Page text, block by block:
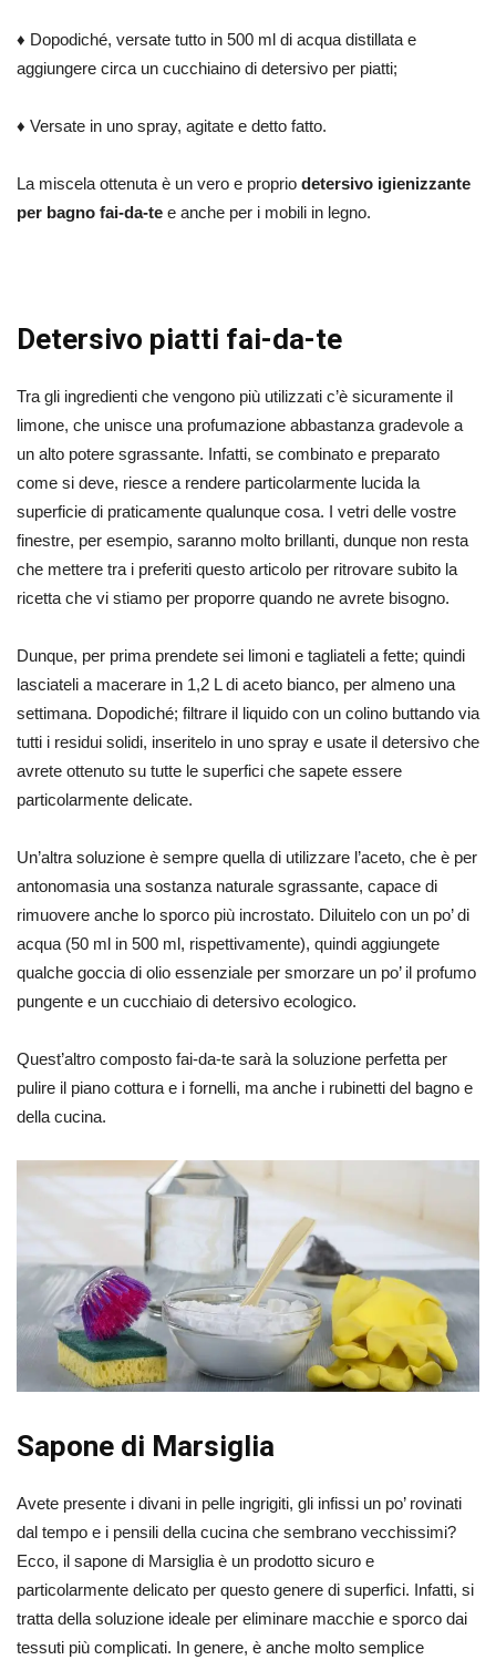
♦ Dopodiché, versate tutto in 500 ml di acqua distillata e
aggiungere circa un cucchiaino di detersivo per piatti;
♦ Versate in uno spray, agitate e detto fatto.
La miscela ottenuta è un vero e proprio detersivo igienizzante
per bagno fai-da-te e anche per i mobili in legno.
Detersivo piatti fai-da-te
Tra gli ingredienti che vengono più utilizzati c’è sicuramente il
limone, che unisce una profumazione abbastanza gradevole a
un alto potere sgrassante. Infatti, se combinato e preparato
come si deve, riesce a rendere particolarmente lucida la
superficie di praticamente qualunque cosa. I vetri delle vostre
finestre, per esempio, saranno molto brillanti, dunque non resta
che mettere tra i preferiti questo articolo per ritrovare subito la
ricetta che vi stiamo per proporre quando ne avrete bisogno.
Dunque, per prima prendete sei limoni e tagliateli a fette; quindi
lasciateli a macerare in 1,2 L di aceto bianco, per almeno una
settimana. Dopodiché; filtrare il liquido con un colino buttando via
tutti i residui solidi, inseritelo in uno spray e usate il detersivo che
avrete ottenuto su tutte le superfici che sapete essere
particolarmente delicate.
Un’altra soluzione è sempre quella di utilizzare l’aceto, che è per
antonomasia una sostanza naturale sgrassante, capace di
rimuovere anche lo sporco più incrostato. Diluitelo con un po’ di
acqua (50 ml in 500 ml, rispettivamente), quindi aggiungete
qualche goccia di olio essenziale per smorzare un po’ il profumo
pungente e un cucchiaio di detersivo ecologico.
Quest’altro composto fai-da-te sarà la soluzione perfetta per
pulire il piano cottura e i fornelli, ma anche i rubinetti del bagno e
della cucina.
Sapone di Marsiglia
Avete presente i divani in pelle ingrigiti, gli infissi un po’ rovinati
dal tempo e i pensili della cucina che sembrano vecchissimi?
Ecco, il sapone di Marsiglia è un prodotto sicuro e
particolarmente delicato per questo genere di superfici. Infatti, si
tratta della soluzione ideale per eliminare macchie e sporco dai
tessuti più complicati. In genere, è anche molto semplice